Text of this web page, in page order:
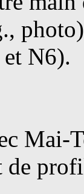
N6).
Mai-
de